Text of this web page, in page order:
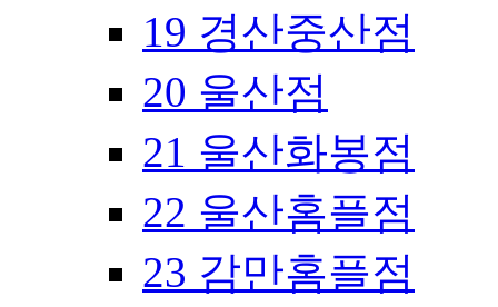
19 경산중산점
20 울산점
21 울산화봉점
22 울산홈플점
23 감만홈플점